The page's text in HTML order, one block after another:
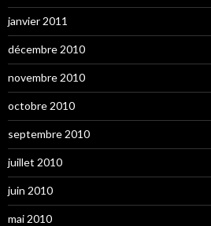
janvier 2011
décembre 2010
novembre 2010
octobre 2010
septembre 2010
juillet 2010
juin 2010
mai 2010